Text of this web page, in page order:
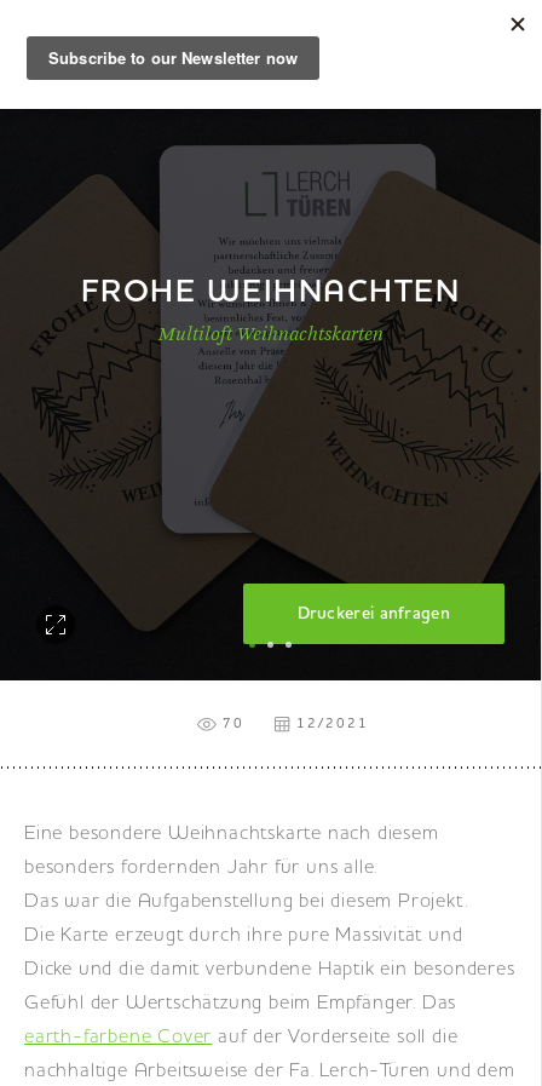
Musterbuch
Papiere
Wissen
FR
Druckerei anfragen
FROHE WEIHNACHTEN
Multiloft Weihnachtskarten
70 12/2021
Eine besondere Weihnachtskarte nach diesem
besonders fordernden Jahr für uns alle.
Das war die Aufgabenstellung bei diesem Projekt.
Die Karte erzeugt durch ihre pure Massivität und
Dicke und die damit verbundene Haptik ein besonderes
Gefühl der Wertschätzung beim Empfänger. Das
earth-farbene Cover auf der Vorderseite soll die
nachhaltige Arbeitsweise der Fa. Lerch-Türen und dem